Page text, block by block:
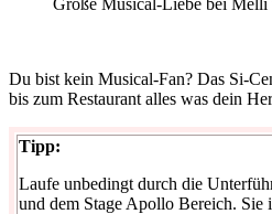
Du bist kein Musical-Fan? Das Si-
bis zum Restaurant alles was dein
Tipp:
Laufe unbedingt durch die
und dem Stage Apollo Bereich. Sie